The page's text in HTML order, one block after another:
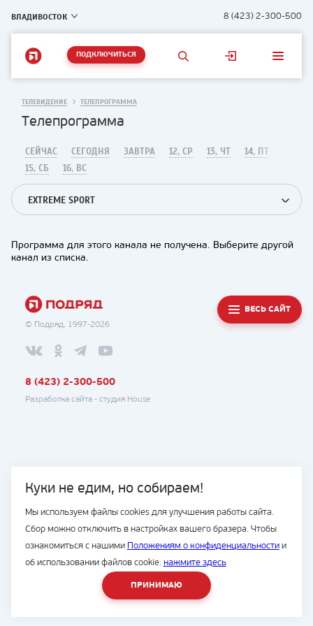
ВЛАДИВОСТОК 8 (423) 2-300-500
ПОДКЛЮЧИТЬСЯ
Куки не едим, но собираем!
Мы используем файлы cookies для улучшения работы сайта.
Сбор можно отключить в настройках вашего бразера. Чтобы
ознакомиться с нашими Положениям о конфиденциальностии
об использовании файлов cookie. нажмите здесь
ПРИНИМАЮ
ТЕЛЕВИДЕНИЕ ТЕЛЕПРОГРАММА
Телепрограмма
СЕЙЧАС СЕГОДНЯ ЗАВТРА 12, СР 13, ЧТ
14, ПТ
15, СБ
16, ВС
EXTREME SPORT
Программа для этого канала не получена. Выберите другой
канал из списка.
© Подряд, 1997-2026
ВЕСЬ САЙТ
8 (423) 2-300-500
Разработка сайта - студия House